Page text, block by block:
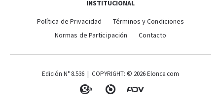
INSTITUCIONAL
Política de Privacidad
Términos y Condiciones
Normas de Participación
Contacto
Edición N° 8.536 | COPYRIGHT: © 2026 Elonce.com